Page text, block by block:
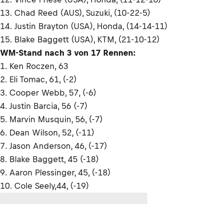
13. Chad Reed (AUS), Suzuki, (10-22-5)
14. Justin Brayton (USA), Honda, (14-14-11)
15. Blake Baggett (USA), KTM, (21-10-12)
WM-Stand nach 3 von 17 Rennen:
1. Ken Roczen, 63
2. Eli Tomac, 61, (-2)
3. Cooper Webb, 57, (-6)
4. Justin Barcia, 56 (-7)
5. Marvin Musquin, 56, (-7)
6. Dean Wilson, 52, (-11)
7. Jason Anderson, 46, (-17)
8. Blake Baggett, 45 (-18)
9. Aaron Plessinger, 45, (-18)
10. Cole Seely,44, (-19)